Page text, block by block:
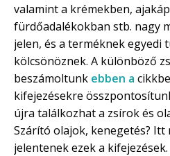
valamint a krémekben,
fürdőadalékokban stb. nagy
jelen, és a terméknek egyedi
kölcsönöznek. A különböző
beszámoltunk ebben a
kifejezésekre
újra találkozhat a zsírok és
Szárító olajok, kenegetés?
jelentenek ezek a kifejezések.